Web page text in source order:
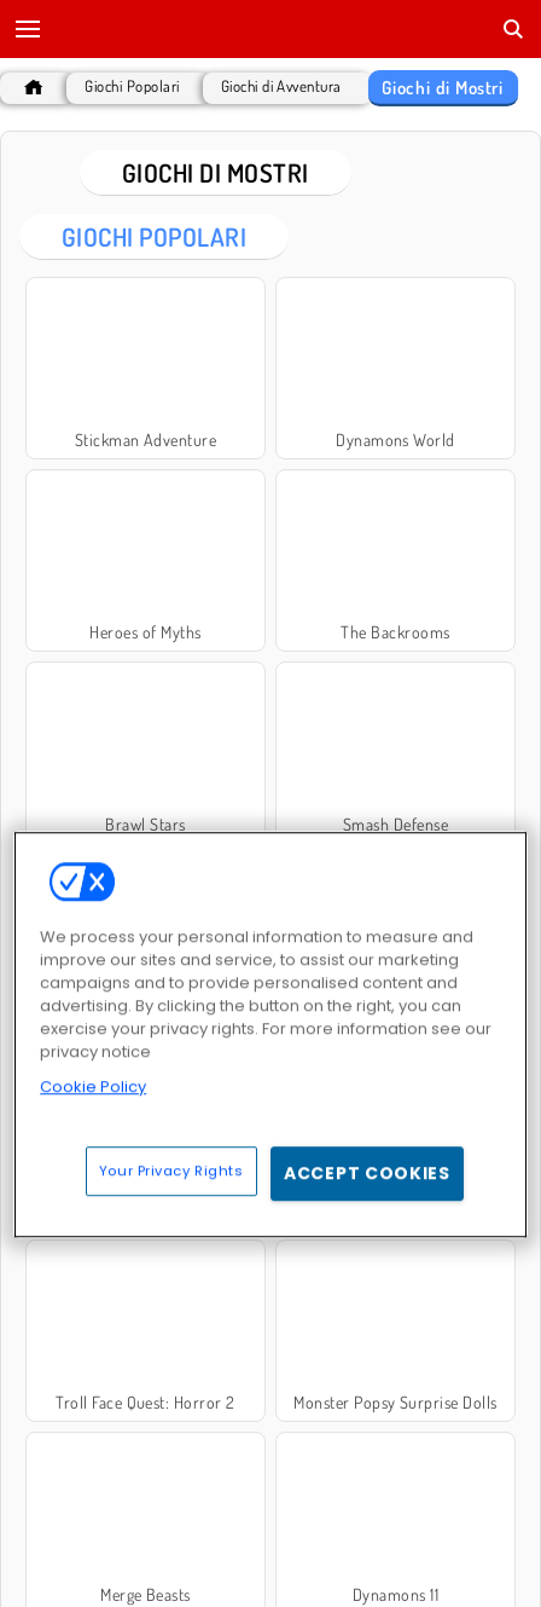
Giochi Popolari Giochi di Avventura Giochi di Mostri
GIOCHI DI MOSTRI
GIOCHI POPOLARI
Stickman Adventure Dynamons World
Heroes of Myths The Backrooms
Brawl Stars Smash Defense
Goo Goo Gaga Clicker Clash of Goblins
Troll Face Quest: Horror 2 Monster Popsy Surprise Dolls
Merge Beasts Dynamons 11
We process your personal information to measure and
improve our sites and service, to assist our marketing
campaigns and to provide personalised content and
advertising. By clicking the button on the right, you can
exercise your privacy rights. For more information see our
privacy notice
Cookie Policy
Your Privacy Rights ACCEPT COOKIES